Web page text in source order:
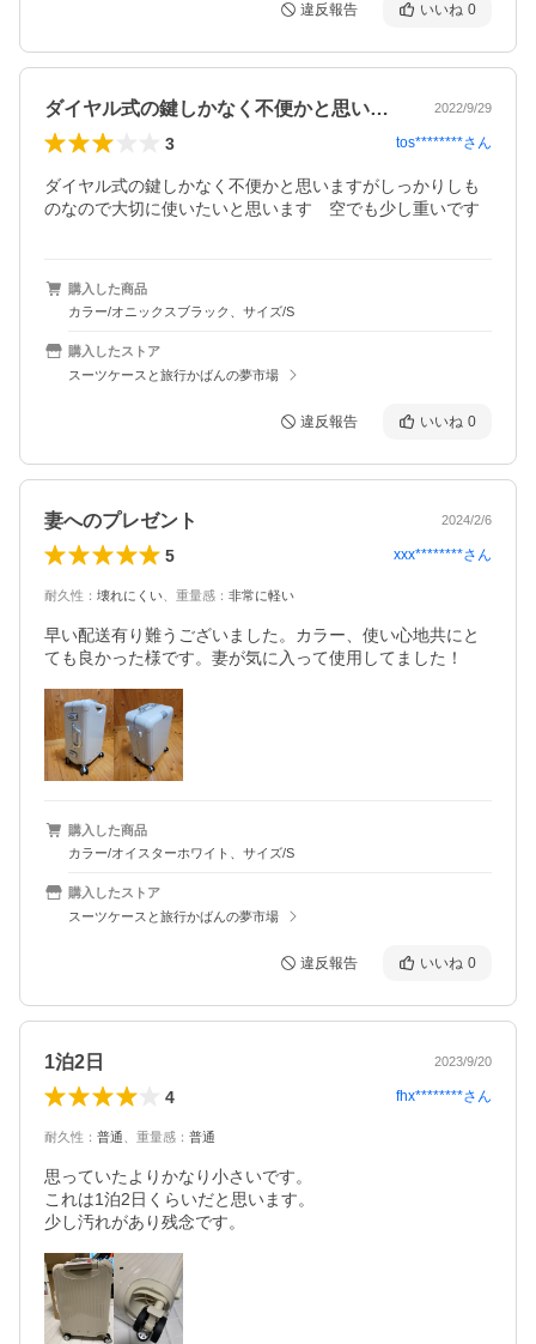
違反報告 いいね 0
ダイヤル式の鍵しかなく不便かと思います… 2022/9/29
3 tos********さん
ダイヤル式の鍵しかなく不便かと思いますがしっかりしも
のなので大切に使いたいと思います　空でも少し重いです
購入した商品
カラー/オニックスブラック、サイズ/S
購入したストア
スーツケースと旅行かばんの夢市場
違反報告 いいね 0
妻へのプレゼント 2024/2/6
5 xxx********さん
耐久性 ： 壊れにくい 重量感 ： 非常に軽い
早い配送有り難うございました。カラー、使い心地共にと
ても良かった様です。妻が気に入って使用してました！
購入した商品
カラー/オイスターホワイト、サイズ/S
購入したストア
スーツケースと旅行かばんの夢市場
違反報告 いいね 0
1泊2日 2023/9/20
4 fhx********さん
耐久性 ： 普通 重量感 ： 普通
思っていたよりかなり小さいです。
これは1泊2日くらいだと思います。
少し汚れがあり残念です。